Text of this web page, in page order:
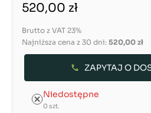
520,00 zł
Brutto z VAT 23%
Najniższa cena z 30 dni: 520,00 zł
ZAPYTAJ O
Niedostępne
0 szt.